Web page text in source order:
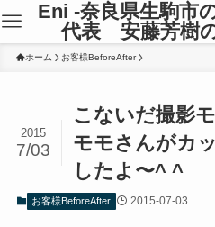
Eni -奈良県生駒市
代表 安藤芳樹
ホーム お客様BeforeAfter
こないだ撮影
モモさんがカ
したよ〜^ ^
2015
7/03
お客様BeforeAfter 2015-07-03